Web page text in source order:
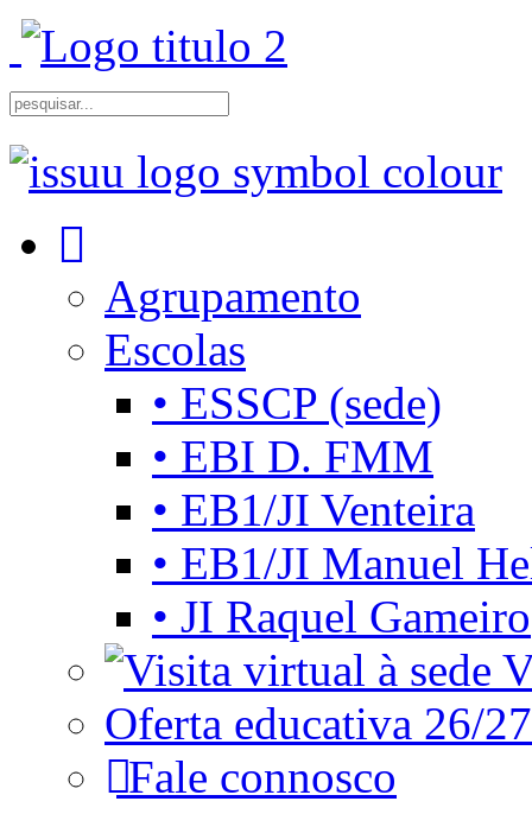
Agrupamento
Escolas
• ESSCP (sede)
• EBI D. FMM
• EB1/JI Venteira
• EB1/JI Manuel
• JI Raquel Gameiro
Oferta educativa 26/27
Fale connosco